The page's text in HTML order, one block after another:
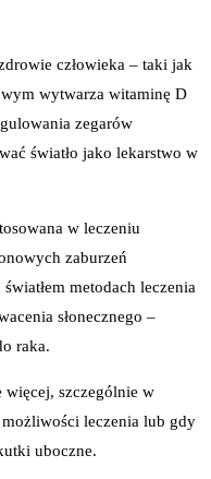
człowieka – taki jak
wytwarza witaminę D
zegarów
światło jako lekarstwo w
w leczeniu
zaburzeń
metodach leczenia
słonecznego –
raka.
więcej, szczególnie w
leczenia lub gdy
uboczne.